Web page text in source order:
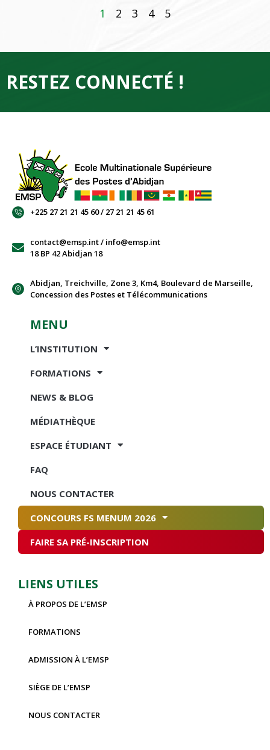
1 2 3 4 5
RESTEZ CONNECTÉ !
+225 27 21 21 45 60 / 27 21 21 45 61
contact@emsp.int / info@emsp.int
18 BP 42 Abidjan 18
Abidjan, Treichville, Zone 3, Km4, Boulevard de Marseille,
Concession des Postes et Télécommunications
MENU
L’INSTITUTION
FORMATIONS
NEWS & BLOG
MÉDIATHÈQUE
ESPACE ÉTUDIANT
FAQ
NOUS CONTACTER
CONCOURS FS MENUM 2026
FAIRE SA PRÉ-INSCRIPTION
LIENS UTILES
À PROPOS DE L’EMSP
FORMATIONS
ADMISSION À L’EMSP
SIÈGE DE L’EMSP
NOUS CONTACTER